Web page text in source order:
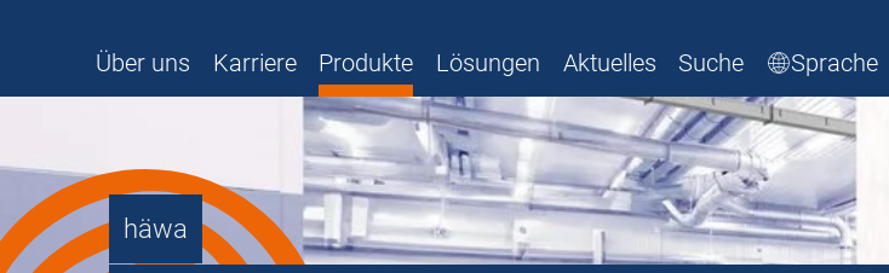
Über uns Karriere Produkte Lösungen Aktuelles Suche Sprache
häwa